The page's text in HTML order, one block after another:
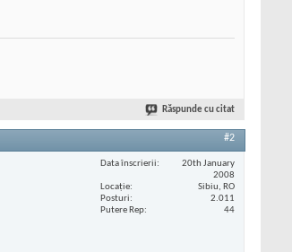
Răspunde cu citat
#2
Data înscrierii
20th January
2008
Locaţie
Sibiu, RO
Posturi
2.011
Putere Rep
44